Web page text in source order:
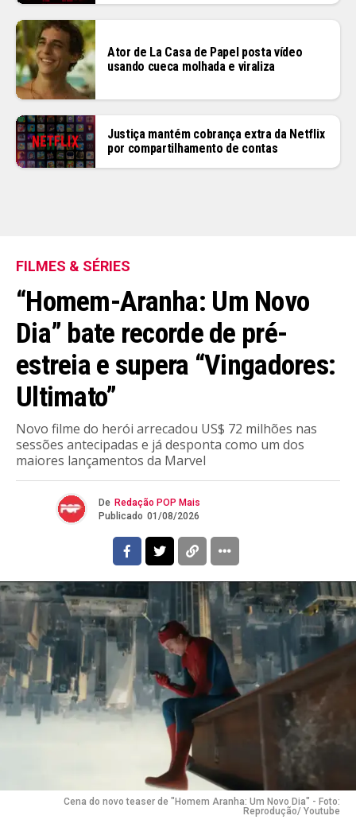
Ator de La Casa de Papel posta vídeo
usando cueca molhada e viraliza
Justiça mantém cobrança extra da Netflix
por compartilhamento de contas
FILMES & SÉRIES
“Homem-Aranha: Um Novo
Dia” bate recorde de pré-
estreia e supera “Vingadores:
Ultimato”
Novo filme do herói arrecadou US$ 72 milhões nas
sessões antecipadas e já desponta como um dos
maiores lançamentos da Marvel
De Redação POP Mais
Publicado 01/08/2026
Cena do novo teaser de "Homem Aranha: Um Novo Dia" - Foto:
Reprodução/ Youtube